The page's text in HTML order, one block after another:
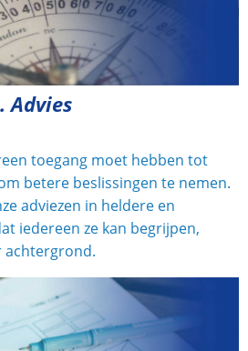
Advies
toegang moet hebben tot
betere beslissingen te nemen.
adviezen in heldere en
iedereen ze kan begrijpen,
achtergrond.